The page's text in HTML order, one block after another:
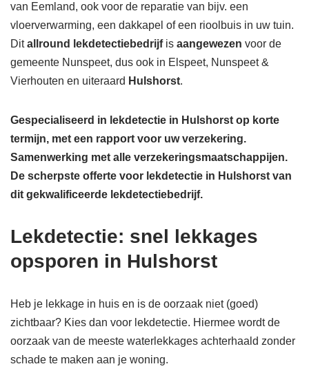
van Eemland, ook voor de reparatie van bijv. een
vloerverwarming, een dakkapel of een rioolbuis in uw tuin.
Ditallround lekdetectiebedrijfis aangewezen voor de
gemeente Nunspeet, dus ook in Elspeet, Nunspeet &
Vierhouten en uiteraard Hulshorst.
Gespecialiseerd in lekdetectie in Hulshorst op korte
termijn, met een rapport voor uw verzekering.
Samenwerking met alle verzekeringsmaatschappijen.
De scherpste offerte voor lekdetectie in Hulshorst van
dit gekwalificeerde lekdetectiebedrijf.
Lekdetectie: snel lekkages
opsporen in Hulshorst
Heb je lekkage in huis en is de oorzaak niet (goed)
zichtbaar? Kies dan voor lekdetectie. Hiermee wordt de
oorzaak van de meeste waterlekkages achterhaald zonder
schade te maken aan je woning.